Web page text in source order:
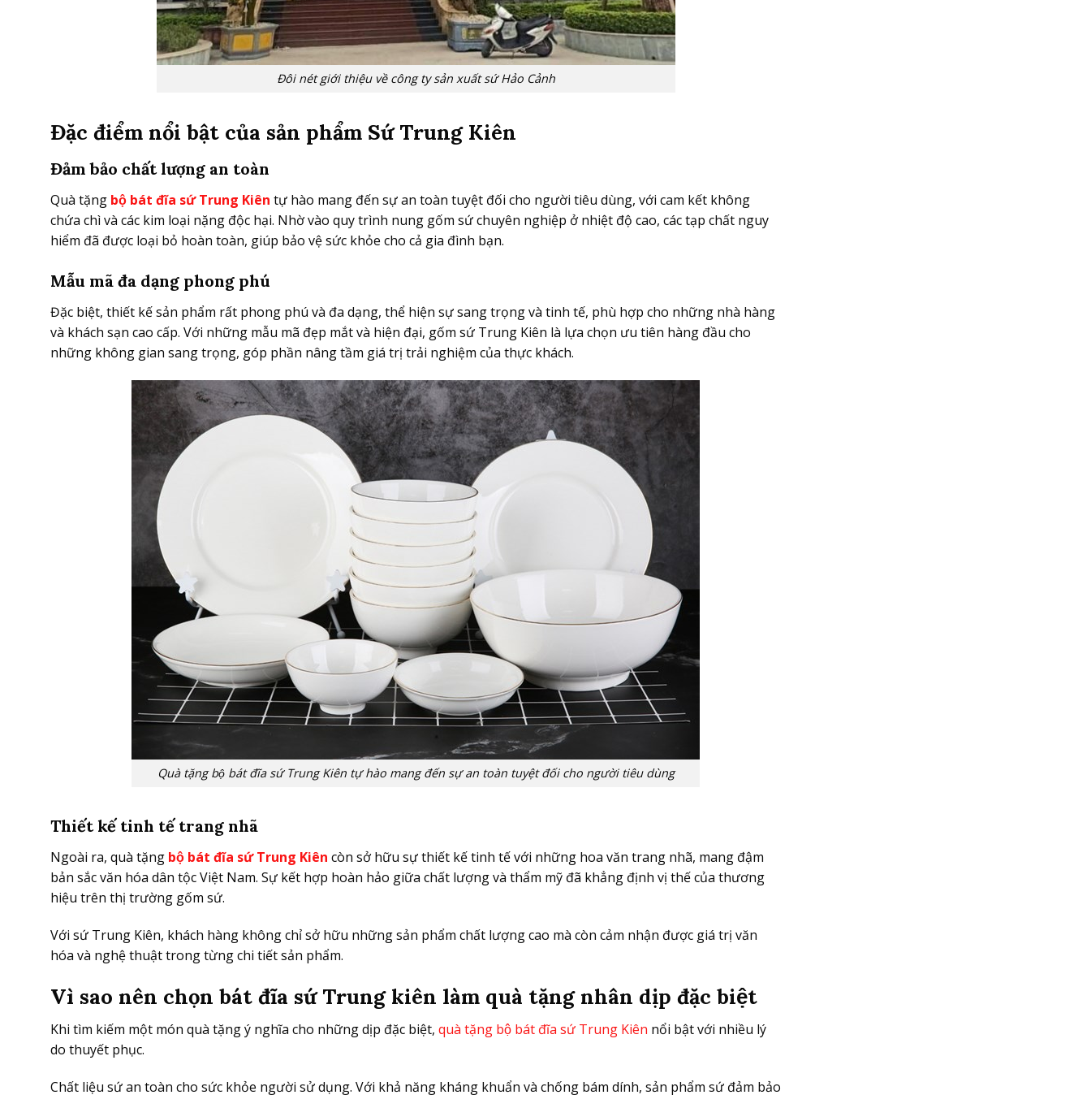
Đôi nét giới thiệu về công ty sản xuất sứ Hảo Cảnh
Đặc điểm nổi bật của sản phẩm Sứ Trung Kiên
Đảm bảo chất lượng an toàn
Quà tặng bộ bát đĩa sứ Trung Kiên tự hào mang đến sự an toàn tuyệt đối cho người tiêu dùng, với cam kết không
chứa chì và các kim loại nặng độc hại. Nhờ vào quy trình nung gốm sứ chuyên nghiệp ở nhiệt độ cao, các tạp chất nguy
hiểm đã được loại bỏ hoàn toàn, giúp bảo vệ sức khỏe cho cả gia đình bạn.
Mẫu mã đa dạng phong phú
Đặc biệt, thiết kế sản phẩm rất phong phú và đa dạng, thể hiện sự sang trọng và tinh tế, phù hợp cho những nhà hàng
và khách sạn cao cấp. Với những mẫu mã đẹp mắt và hiện đại, gốm sứ Trung Kiên là lựa chọn ưu tiên hàng đầu cho
những không gian sang trọng, góp phần nâng tầm giá trị trải nghiệm của thực khách.
Quà tặng bộ bát đĩa sứ Trung Kiên tự hào mang đến sự an toàn tuyệt đối cho người tiêu dùng
Thiết kế tinh tế trang nhã
Ngoài ra, quà tặng bộ bát đĩa sứ Trung Kiên còn sở hữu sự thiết kế tinh tế với những hoa văn trang nhã, mang đậm
bản sắc văn hóa dân tộc Việt Nam. Sự kết hợp hoàn hảo giữa chất lượng và thẩm mỹ đã khẳng định vị thế của thương
hiệu trên thị trường gốm sứ.
Với sứ Trung Kiên, khách hàng không chỉ sở hữu những sản phẩm chất lượng cao mà còn cảm nhận được giá trị văn
hóa và nghệ thuật trong từng chi tiết sản phẩm.
Vì sao nên chọn bát đĩa sứ Trung kiên làm quà tặng nhân dịp đặc biệt
Khi tìm kiếm một món quà tặng ý nghĩa cho những dịp đặc biệt, quà tặng bộ bát đĩa sứ Trung Kiên nổi bật với nhiều lý
do thuyết phục.
Chất liệu sứ an toàn cho sức khỏe người sử dụng. Với khả năng kháng khuẩn và chống bám dính, sản phẩm sứ đảm bảo